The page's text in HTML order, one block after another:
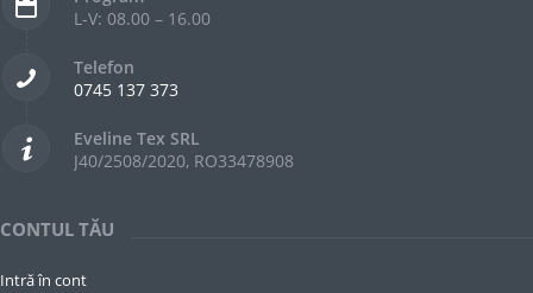
L-V: 08.00 – 16.00
Telefon
0745 137 373
Eveline Tex SRL
J40/2508/2020, RO33478908
CONTUL TĂU
Intră în cont